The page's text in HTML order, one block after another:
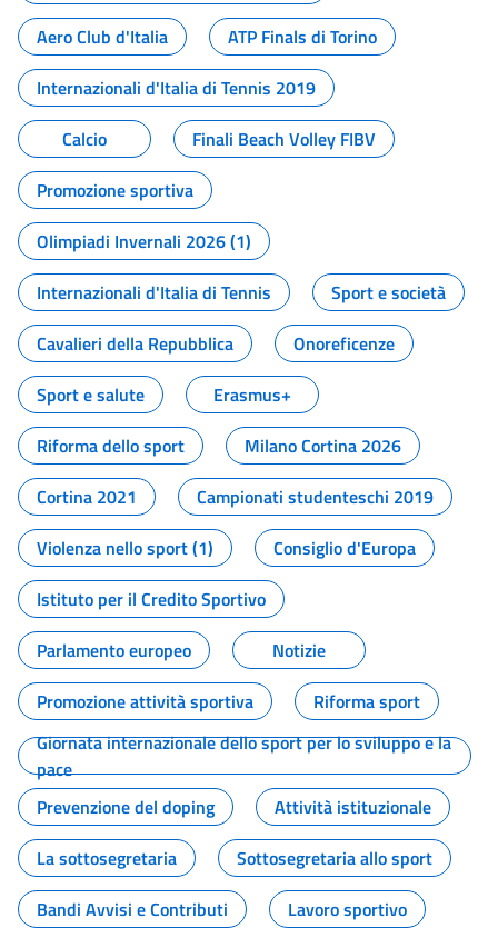
Aero Club d'Italia
ATP Finals di Torino
Internazionali d'Italia di Tennis 2019
Calcio
Finali Beach Volley FIBV
Promozione sportiva
Olimpiadi Invernali 2026 (1)
Internazionali d'Italia di Tennis
Sport e società
Cavalieri della Repubblica
Onoreficenze
Sport e salute
Erasmus+
Riforma dello sport
Milano Cortina 2026
Cortina 2021
Campionati studenteschi 2019
Violenza nello sport (1)
Consiglio d'Europa
Istituto per il Credito Sportivo
Parlamento europeo
Notizie
Promozione attività sportiva
Riforma sport
Giornata internazionale dello sport per lo sviluppo e la
pace
Prevenzione del doping
Attività istituzionale
La sottosegretaria
Sottosegretaria allo sport
Bandi Avvisi e Contributi
Lavoro sportivo